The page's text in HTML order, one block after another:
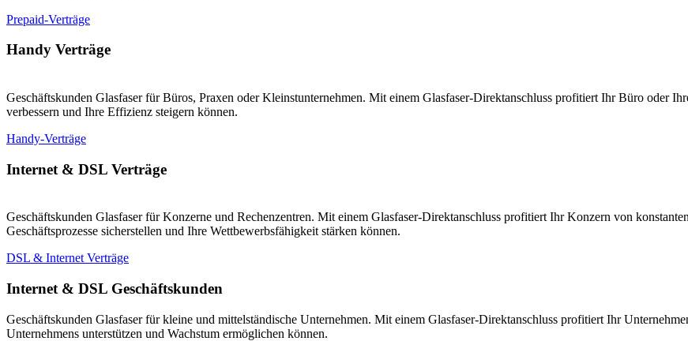
Prepaid-Verträge
Handy Verträge
Geschäftskunden Glasfaser für Büros, Praxen oder Kleinstunternehmen. Mit einem Glasfaser-Direktanschluss profitiert Ihr Büro oder
verbessern und Ihre Effizienz steigern können.
Handy-Verträge
Internet & DSL Verträge
Geschäftskunden Glasfaser für Konzerne und Rechenzentren. Mit einem Glasfaser-Direktanschluss profitiert Ihr Konzern von
Geschäftsprozesse sicherstellen und Ihre Wettbewerbsfähigkeit stärken können.
DSL & Internet Verträge
Internet & DSL Geschäftskunden
Geschäftskunden Glasfaser für kleine und mittelständische Unternehmen. Mit einem Glasfaser-Direktanschluss profitiert Ihr
Unternehmens unterstützen und Wachstum ermöglichen können.